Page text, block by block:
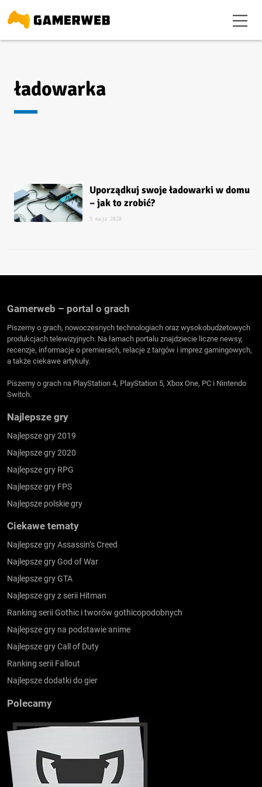
ładowarka
Uporządkuj swoje ładowarki w domu
– jak to zrobić?
5 maja 2020
Gamerweb – portal o grach
Piszemy o grach, nowoczesnych technologiach oraz wysokobudżetowych
produkcjach telewizyjnych. Na łamach portalu znajdziecie liczne newsy,
recenzje, informacje o premierach, relacje z targów i imprez gamingowych,
a także ciekawe artykuły.
Piszemy o grach na PlayStation 4, PlayStation 5, Xbox One, PC i Nintendo
Switch.
Najlepsze gry
Najlepsze gry 2019
Najlepsze gry 2020
Najlepsze gry RPG
Najlepsze gry FPS
Najlepsze polskie gry
Ciekawe tematy
Najlepsze gry Assassin’s Creed
Najlepsze gry God of War
Najlepsze gry GTA
Najlepsze gry z serii Hitman
Ranking serii Gothic i tworów gothicopodobnych
Najlepsze gry na podstawie anime
Najlepsze gry Call of Duty
Ranking serii Fallout
Najlepsze dodatki do gier
Polecamy